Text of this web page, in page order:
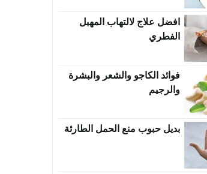
افضل علاج لالتهاب المهبل
الفطري
فوائد الكاجو والشعر والبشرة
والرجيم
بديل حبوب منع الحمل الطارئة